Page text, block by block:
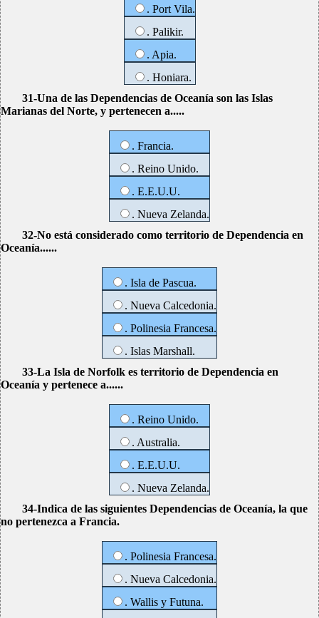
. Port Vila.
. Palikir.
. Apia.
. Honiara.
31-Una de las Dependencias de Oceanía son las Islas
Marianas del Norte, y pertenecen a.....
. Francia.
. Reino Unido.
. E.E.U.U.
. Nueva Zelanda.
32-No está considerado como territorio de Dependencia en
Oceanía......
. Isla de Pascua.
. Nueva Calcedonia.
. Polinesia Francesa.
. Islas Marshall.
33-La Isla de Norfolk es territorio de Dependencia en
Oceanía y pertenece a......
. Reino Unido.
. Australia.
. E.E.U.U.
. Nueva Zelanda.
34-Indica de las siguientes Dependencias de Oceanía, la que
no pertenezca a Francia.
. Polinesia Francesa.
. Nueva Calcedonia.
. Wallis y Futuna.